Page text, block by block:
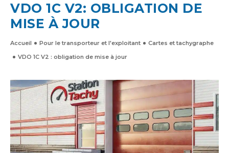
VDO 1C V2: OBLIGATION DE
MISE À JOUR
Accueil Pour le transporteur et l'exploitant
Cartes et tachygraphe
VDO 1C V2 : obligation de mise à jour